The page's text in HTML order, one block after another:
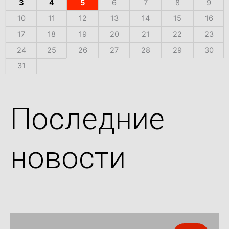
3 4 5 6 7 8
9
10
11 12 13 14 15
16
17
18 19 20 21 22
23
24
25 26 27 28 29
30
31
Последние
новости